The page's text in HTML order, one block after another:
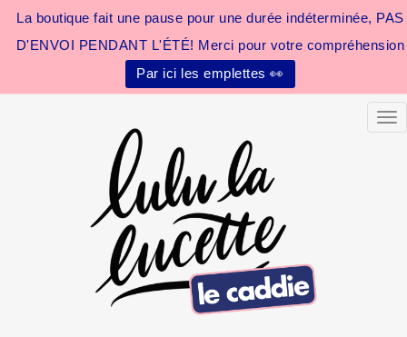
La boutique fait une pause pour une durée indéterminée, PAS
D'ENVOI PENDANT L'ÉTÉ! Merci pour votre compréhension
Par ici les emplettes 👀